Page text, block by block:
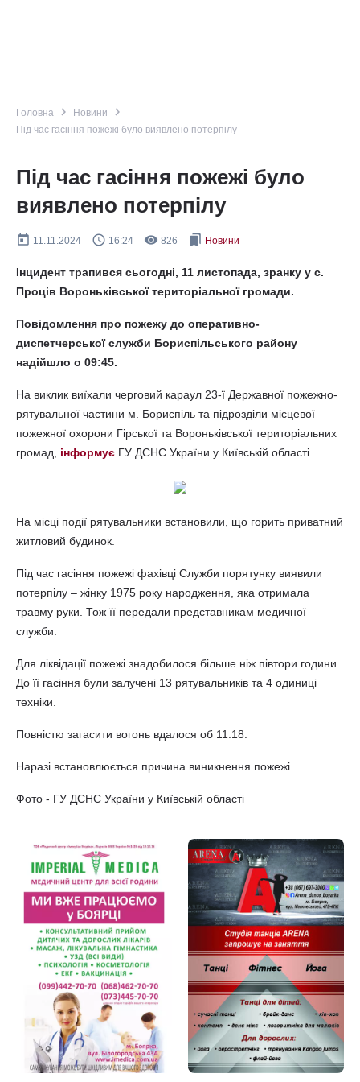
Головна navigate_next Новини navigate_next
Під час гасіння пожежі було виявлено потерпілу
Під час гасіння пожежі було
виявлено потерпілу
today 11.11.2024 query_builder 16:24 remove_red_eye 826 bookmarks Новини
Інцидент трапився сьогодні, 11 листопада, зранку у с.
Проців Вороньківської територіальної громади.
Повідомлення про пожежу до оперативно-
диспетчерської служби Бориспільського району
надійшло о 09:45.
На виклик виїхали черговий караул 23-ї Державної пожежно-
рятувальної частини м. Бориспіль та підрозділи місцевої
пожежної охорони Гірської та Вороньківської територіальних
громад, інформує ГУ ДСНС України у Київській області.
На місці події рятувальники встановили, що горить приватний
житловий будинок.
Під час гасіння пожежі фахівці Служби порятунку виявили
потерпілу – жінку 1975 року народження, яка отримала
травму руки. Тож її передали представникам медичної
служби.
Для ліквідації пожежі знадобилося більше ніж півтори години.
До її гасіння були залучені 13 рятувальників та 4 одиниці
техніки.
Повністю загасити вогонь вдалося об 11:18.
Наразі встановлюється причина виникнення пожежі.
Фото - ГУ ДСНС України у Київській області